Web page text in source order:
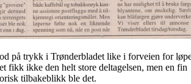
på trykk i Trønderbladet like i forveien for
fikk ikke den helt store deltagelsen, men en fin
tilbakeblikk ble det.